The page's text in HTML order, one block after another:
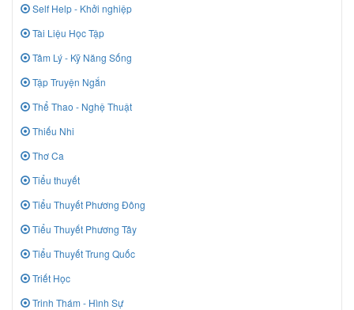
Self Help - Khởi nghiệp
Tài Liệu Học Tập
Tâm Lý - Kỹ Năng Sống
Tập Truyện Ngắn
Thể Thao - Nghệ Thuật
Thiếu Nhi
Thơ Ca
Tiểu thuyết
Tiểu Thuyết Phương Đông
Tiểu Thuyết Phương Tây
Tiểu Thuyết Trung Quốc
Triết Học
Trinh Thám - Hình Sự